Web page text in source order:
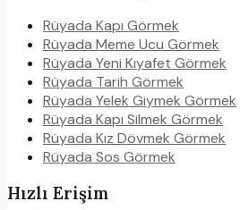
Rüyada Kapı Görmek
Rüyada Meme Ucu Görmek
Rüyada Yeni Kıyafet Görmek
Rüyada Tarih Görmek
Rüyada Yelek Giymek Görmek
Rüyada Kapı Silmek Görmek
Rüyada Kız Dövmek Görmek
Rüyada Sos Görmek
Hızlı Erişim